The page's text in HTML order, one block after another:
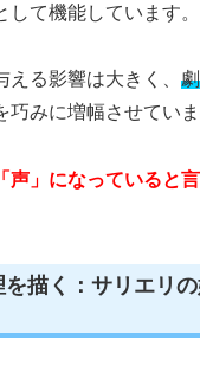
して機能しています。
える影響は大きく、
巧みに増幅させていま
声」になっていると
描く：サリエリ